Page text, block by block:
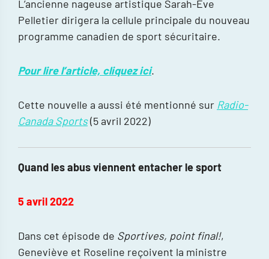
L’ancienne nageuse artistique Sarah-Ève
Pelletier dirigera la cellule principale du nouveau
programme canadien de sport sécuritaire.
Pour lire l’article, cliquez ici.
Cette nouvelle a aussi été mentionné sur Radio-
Canada Sports(5 avril 2022)
Quand les abus viennent entacher le sport
5 avril 2022
Dans cet épisode de Sportives, point final!,
Geneviève et Roseline reçoivent la ministre